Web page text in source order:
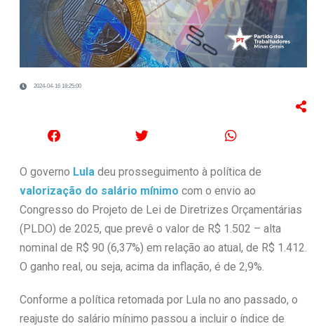
2024-04-16 18:25:00
O governo Lula deu prosseguimento à política de
valorização do salário mínimo com o envio ao
Congresso do Projeto de Lei de Diretrizes Orçamentárias
(PLDO) de 2025, que prevê o valor de R$ 1.502 – alta
nominal de R$ 90 (6,37%) em relação ao atual, de R$ 1.412.
O ganho real, ou seja, acima da inflação, é de 2,9%.
Conforme a política retomada por Lula no ano passado, o
reajuste do salário mínimo passou a incluir o índice de